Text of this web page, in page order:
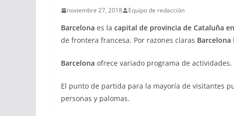
noviembre 27, 2018 Equipo de redacción
Barcelona es la capital de provincia de Cataluña
de frontera francesa. Por razones claras Barcelona
Barcelona ofrece variado programa de actividades.
El punto de partida para la mayoría de visitantes
personas y palomas.